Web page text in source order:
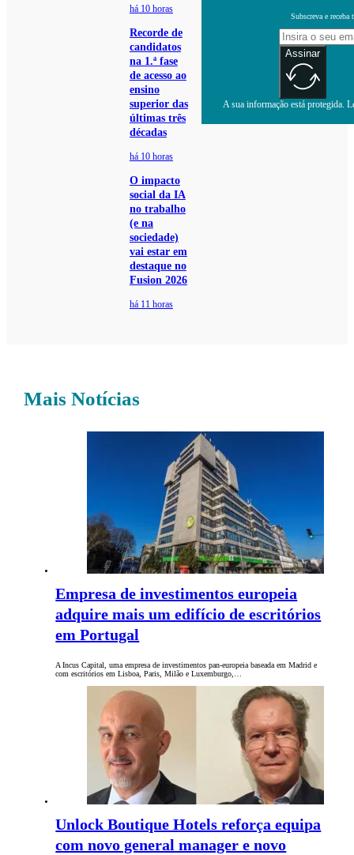
há 10 horas
Recorde de
candidatos
na 1.ª fase
de acesso ao
ensino
superior das
últimas três
décadas
há 10 horas
O impacto
social da IA
no trabalho
(e na
sociedade)
vai estar em
destaque no
Fusion 2026
há 11 horas
Subscreva e receba
Assinar
A sua informação está protegida.
Mais Notícias
Empresa de investimentos europeia
adquire mais um edifício de escritórios
em Portugal
A Incus Capital, uma empresa de investimentos pan-europeia baseada em Madrid e
com escritórios em Lisboa, Paris, Milão e Luxemburgo,…
Unlock Boutique Hotels reforça equipa
com novo general manager e novo